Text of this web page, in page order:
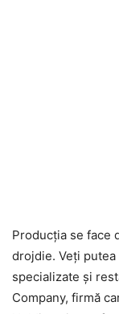
Producţia se face
drojdie. Veţi
specializate şi
Company, firmă